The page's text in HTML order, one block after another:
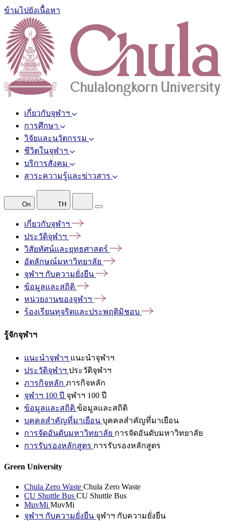
ข้ามไปยังเนื้อหา
เกี่ยวกับจุฬาฯ
การศึกษา
วิจัยและนวัตกรรม
ชีวิตในจุฬาฯ
บริการสังคม
สาระความรู้และข่าวสาร
On TH
เกี่ยวกับจุฬาฯ
ประวัติจุฬาฯ
วิสัยทัศน์และยุทธศาสตร์
อัตลักษณ์มหาวิทยาลัย
จุฬาฯ กับความยั่งยืน
ข้อมูลและสถิติ
หน่วยงานของจุฬาฯ
ร้องเรียนทุจริตและประพฤติมิชอบ
รู้จักจุฬาฯ
แนะนำจุฬาฯ แนะนำจุฬาฯ
ประวัติจุฬาฯ ประวัติจุฬาฯ
ภารกิจหลัก ภารกิจหลัก
จุฬาฯ 100 ปี จุฬาฯ 100 ปี
ข้อมูลและสถิติ ข้อมูลและสถิติ
บุคคลสำคัญที่มาเยือน บุคคลสำคัญที่มาเยือน
การจัดอันดับมหาวิทยาลัย การจัดอันดับมหาวิทยาลัย
การรับรองหลักสูตร การรับรองหลักสูตร
Green University
Chula Zero Waste Chula Zero Waste
CU Shuttle Bus CU Shuttle Bus
MuvMi MuvMi
จุฬาฯ กับความยั่งยืน จุฬาฯ กับความยั่งยืน